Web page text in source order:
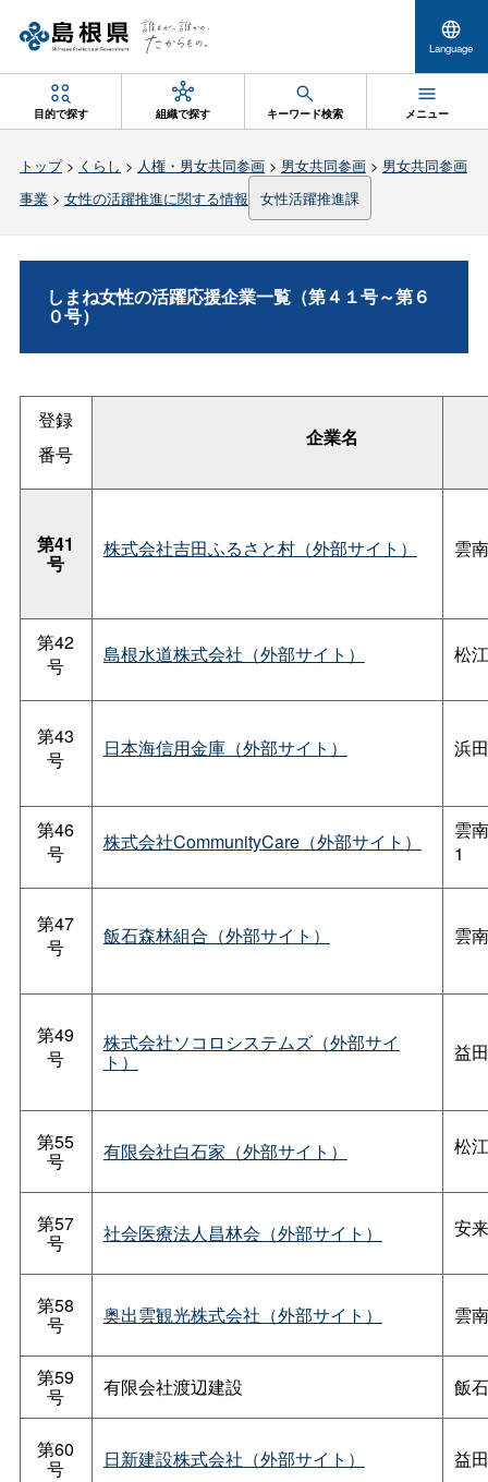
Language
目的で探す 組織で探す キーワード検索 メニュー
トップ> くらし > 人権・男女共同参画> 男女共同参画> 男女共同参画
事業> 女性の活躍推進に関する情報 女性活躍推進課
しまね女性の活躍応援企業一覧（第４１号～第６
０号）
登録
番号
企業名
第41
号
株式会社吉田ふるさと村（外部サイト） 雲
第42
号
島根水道株式会社（外部サイト） 松
第43
号
日本海信用金庫（外部サイト） 浜
第46
号
株式会社CommunityCare（外部サイト）
雲
1
第47
号
飯石森林組合（外部サイト） 雲
第49
号
株式会社ソコロシステムズ（外部サイ
ト） 益
第55
号 有限会社白石家（外部サイト） 松
第57
号 社会医療法人昌林会（外部サイト） 安
第58
号 奥出雲観光株式会社（外部サイト） 雲
第59
号 有限会社渡辺建設 飯
第60
号 日新建設株式会社（外部サイト） 益